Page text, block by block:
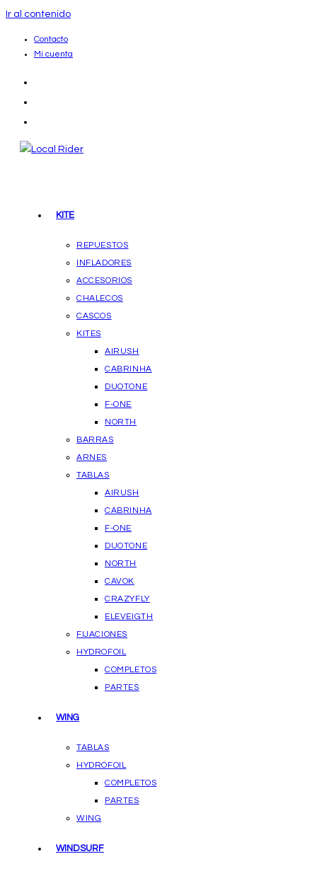
Ir al contenido
Contacto
Mi cuenta
KITE
REPUESTOS
INFLADORES
ACCESORIOS
CHALECOS
CASCOS
KITES
AIRUSH
CABRINHA
DUOTONE
F-ONE
NORTH
BARRAS
ARNES
TABLAS
AIRUSH
CABRINHA
F-ONE
DUOTONE
NORTH
CAVOK
CRAZYFLY
ELEVEIGTH
FIJACIONES
HYDROFOIL
COMPLETOS
PARTES
WING
TABLAS
HYDROFOIL
COMPLETOS
PARTES
WING
WINDSURF